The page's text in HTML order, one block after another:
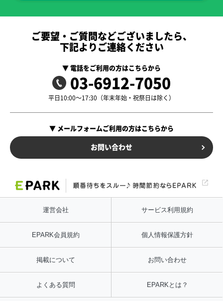
ご要望・ご質問などございましたら、
下記よりご連絡ください
▼ 電話をご利用の方はこちらから
03-6912-7050
平日10:00〜17:30（年末年始・祝祭日は除く）
▼ メールフォームご利用の方はこちらから
お問い合わせ
運営会社 サービス利用規約
EPARK会員規約 個人情報保護方針
掲載について お問い合わせ
よくある質問 EPARKとは？